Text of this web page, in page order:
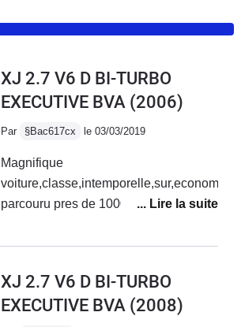
XJ 2.7 V6 D BI-TURBO
EXECUTIVE BVA (2006)
Par §Bac617cx le 03/03/2019
Magnifique
parcouru pres de 100000km en 5
equivalente avec moins de km(j'ai
main)....Entretien prix moyen(ja' eu 2
merc classe S,bcp plus cher) Une
XJ 2.7 V6 D BI-TURBO
EXECUTIVE BVA (2008)